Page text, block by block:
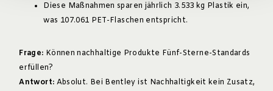
Diese Maßnahmen sparen jährlich 3.533 kg Plastik ein,
was 107.061 PET-Flaschen entspricht.
Frage: Können nachhaltige Produkte Fünf-Sterne-Standards
erfüllen?
Antwort: Absolut. Bei Bentley ist Nachhaltigkeit kein Zusatz,